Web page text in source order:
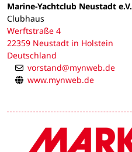
Marine-Yachtclub Neustadt e.V.
Clubhaus
Werftstraße 4
22359 Neustadt in Holstein
Deutschland
vorstand@mynweb.de
www.mynweb.de